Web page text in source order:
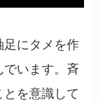
足にタメを作
でいます。斉
を意識して